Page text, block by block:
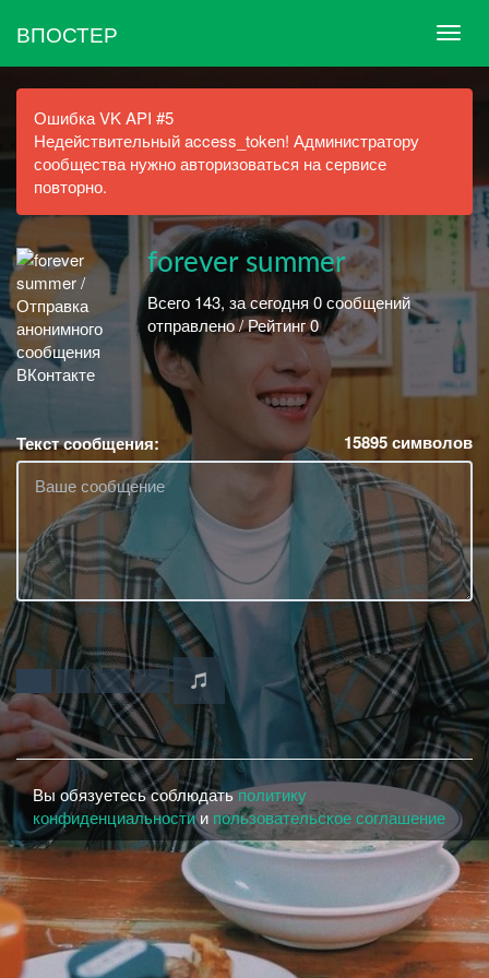
ВПОСТЕР
Ошибка VK API #5
Недействительный access_token! Администратору
сообщества нужно авторизоваться на сервисе
повторно.
forever summer
Всего 143, за сегодня 0 сообщений
отправлено / Рейтинг 0
Текст сообщения: 15895символов
Вы обязуетесь соблюдатьполитику
конфиденциальностии пользовательское соглашение